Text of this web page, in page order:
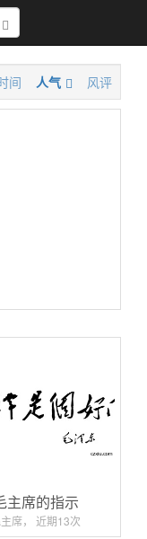
搜索
间 人气 风评
主席的指示
席， 近期13次